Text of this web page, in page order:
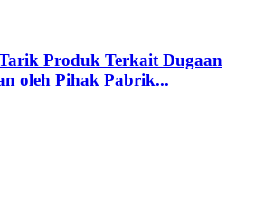
Produk Terkait Dugaan
oleh Pihak Pabrik...